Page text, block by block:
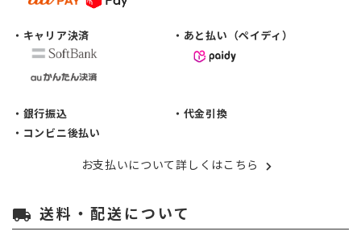
・キャリア決済 ・あと払い（ペイディ）
・銀行振込
・代金引換
・コンビニ後払い
お支払いについて詳しくはこちら
local_shipping 送料・配送について